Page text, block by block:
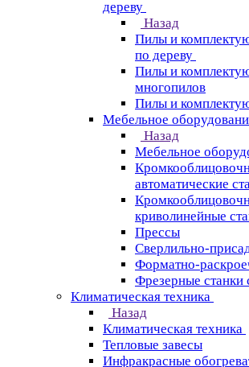
дереву
Назад
Пилы и
по дереву
Пилы и
многопилов
Пилы и
Мебельное
Назад
Мебельное
автоматические
криволинейные
Прессы
Сверлильно-
Форматно-
Фрезерные
Климатическая техника
Назад
Климатическая техника
Тепловые завесы
Инфракрасные